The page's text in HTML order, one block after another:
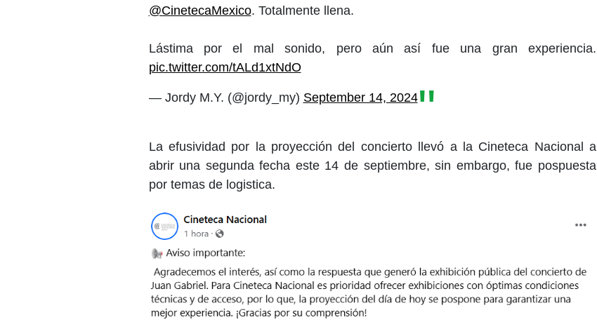
@CinetecaMexico. Totalmente llena.
Lástima por el mal sonido, pero aún así fue una gran experiencia.
pic.twitter.com/tALd1xtNdO
— Jordy M.Y. (@jordy_my) September 14, 2024
La efusividad por la proyección del concierto llevó a la Cineteca Nacional a
abrir una segunda fecha este 14 de septiembre, sin embargo, fue pospuesta
por temas de logistica.